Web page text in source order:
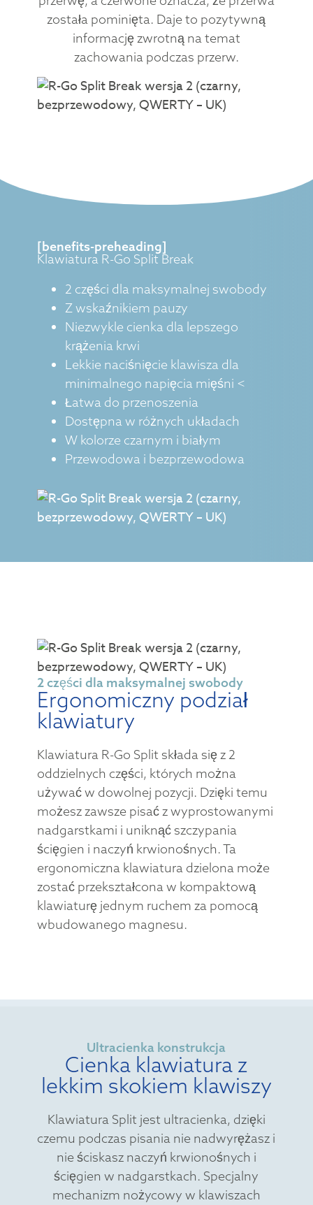
została pominięta. Daje to pozytywną
informację zwrotną na temat
zachowania podczas przerw.
[benefits-preheading]
Klawiatura R-Go Split Break
2 części dla maksymalnej swobody
Z wskaźnikiem pauzy
Niezwykle cienka dla lepszego
krążenia krwi
Lekkie naciśnięcie klawisza dla
minimalnego napięcia mięśni <
Łatwa do przenoszenia
Dostępna w różnych układach
W kolorze czarnym i białym
Przewodowa i bezprzewodowa
2 części dla maksymalnej swobody
Ergonomiczny podział
klawiatury
Klawiatura R-Go Split składa się z 2
oddzielnych części, których można
używać w dowolnej pozycji. Dzięki temu
możesz zawsze pisać z wyprostowanymi
nadgarstkami i uniknąć szczypania
ścięgien i naczyń krwionośnych. Ta
ergonomiczna klawiatura dzielona może
zostać przekształcona w kompaktową
klawiaturę jednym ruchem za pomocą
wbudowanego magnesu.
Ultracienka konstrukcja
Cienka klawiatura z
lekkim skokiem klawiszy
Klawiatura Split jest ultracienka, dzięki
czemu podczas pisania nie nadwyrężasz i
nie ściskasz naczyń krwionośnych i
ścięgien w nadgarstkach. Specjalny
mechanizm nożycowy w klawiszach